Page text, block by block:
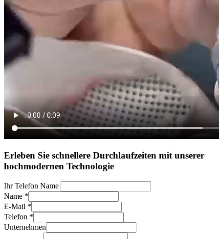
Erleben Sie schnellere Durchlaufzeiten mit unserer
hochmodernen Technologie
Ihr Telefon Name
Name *
E-Mail *
Telefon *
Unternehmen